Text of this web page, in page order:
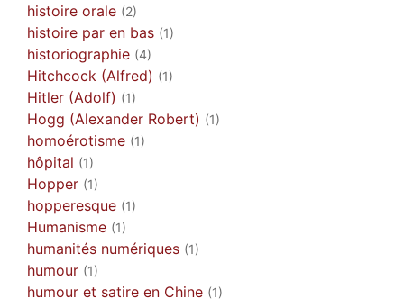
histoire orale (2)
histoire par en bas (1)
historiographie (4)
Hitchcock (Alfred) (1)
Hitler (Adolf) (1)
Hogg (Alexander Robert) (1)
homoérotisme (1)
hôpital (1)
Hopper (1)
hopperesque (1)
Humanisme (1)
humanités numériques (1)
humour (1)
humour et satire en Chine (1)